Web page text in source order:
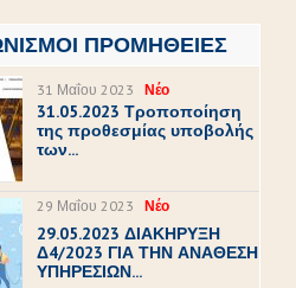
ΠΡΟΜΉΘΕΙΕΣ
31 Μαΐου 2023 Νέο
31.05.2023 Τροποποίηση
της προθεσμίας υποβολής
των...
29 Μαΐου 2023 Νέο
29.05.2023 ΔΙΑΚΗΡΥΞΗ
Δ4/2023 ΓΙΑ ΤΗΝ ΑΝΑΘΕΣΗ
ΥΠΗΡΕΣΙΩΝ...